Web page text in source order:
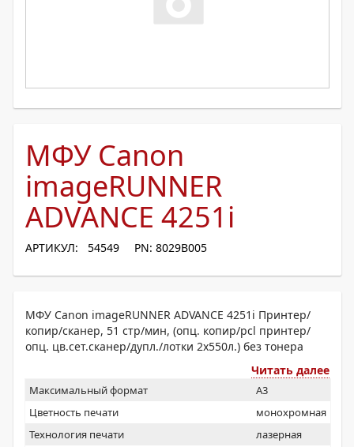
МФУ Canon
imageRUNNER
ADVANCE 4251i
АРТИКУЛ: 54549 PN: 8029B005
МФУ Canon imageRUNNER ADVANCE 4251i Принтер/
копир/сканер, 51 стр/мин, (опц. копир/pcl принтер/
опц. цв.сет.сканер/дупл./лотки 2х550л.) без тонера
Читать далее
Максимальный формат
A3
Цветность печати
монохромная
Технология печати
лазерная